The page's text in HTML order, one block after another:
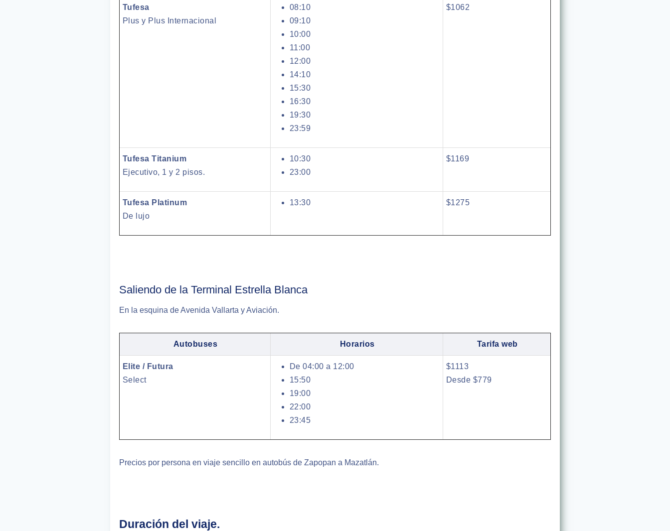
Tufesa
Plus y Plus Internacional
08:10
09:10
10:00
11:00
12:00
14:10
15:30
16:30
19:30
23:59
$1062
Tufesa Titanium
Ejecutivo, 1 y 2 pisos.
10:30
23:00
$1169
Tufesa Platinum
De lujo
13:30 $1275
Saliendo de la Terminal Estrella Blanca
En la esquina de Avenida Vallarta y Aviación.
Autobuses Horarios Tarifa web
Elite / Futura
Select
De 04:00 a 12:00
15:50
19:00
22:00
23:45
$1113
Desde $779
Precios por persona en viaje sencillo en autobús de Zapopan a Mazatlán.
Duración del viaje.